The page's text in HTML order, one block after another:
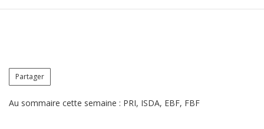
Partager
Au sommaire cette semaine : PRI, ISDA, EBF, FBF